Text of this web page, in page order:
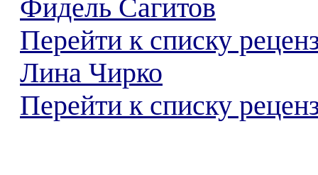
Фидель Сагитов
Перейти к списку
Лина Чирко
Перейти к списку